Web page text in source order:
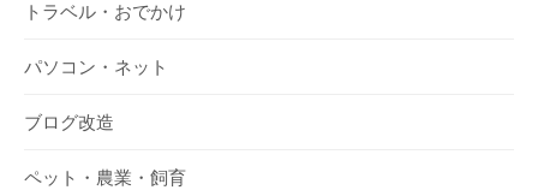
トラベル・おでかけ
パソコン・ネット
ブログ改造
ペット・農業・飼育